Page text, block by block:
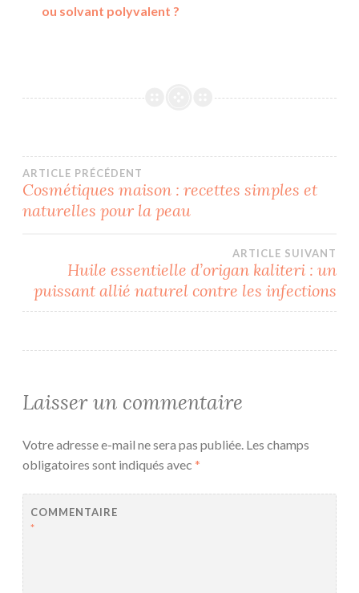
ou solvant polyvalent ?
Navigation
de
l’article
ARTICLE PRÉCÉDENT
Cosmétiques maison : recettes simples et
naturelles pour la peau
ARTICLE SUIVANT
Huile essentielle d’origan kaliteri : un
puissant allié naturel contre les infections
Laisser un commentaire
Votre adresse e-mail ne sera pas publiée. Les champs
obligatoires sont indiqués avec *
COMMENTAIRE
*